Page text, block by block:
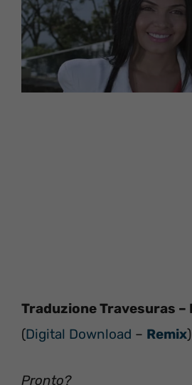
Traduzione Travesuras –
(Digital Download – Remix)
Pronto?